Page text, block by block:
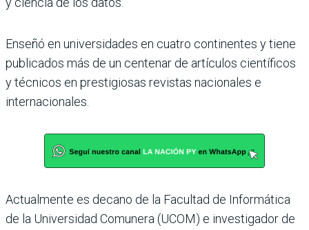
Enseñó en universidades en cuatro continentes y tiene
publicados más de un cen­tenar de artículos científi­cos
y técnicos en prestigio­sas revistas nacionales e
internacionales.
Actualmente es decano de la Facultad de Informática
de la Universidad Comunera (UCOM) e investigador de